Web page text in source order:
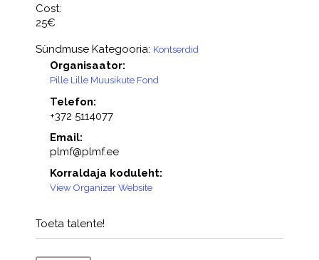
Cost:
25€
Sündmuse Kategooria: Kontserdid
Organisaator:
Pille Lille Muusikute Fond
Telefon:
+372 5114077
Email:
plmf@plmf.ee
Korraldaja koduleht:
View Organizer Website
Toeta talente!